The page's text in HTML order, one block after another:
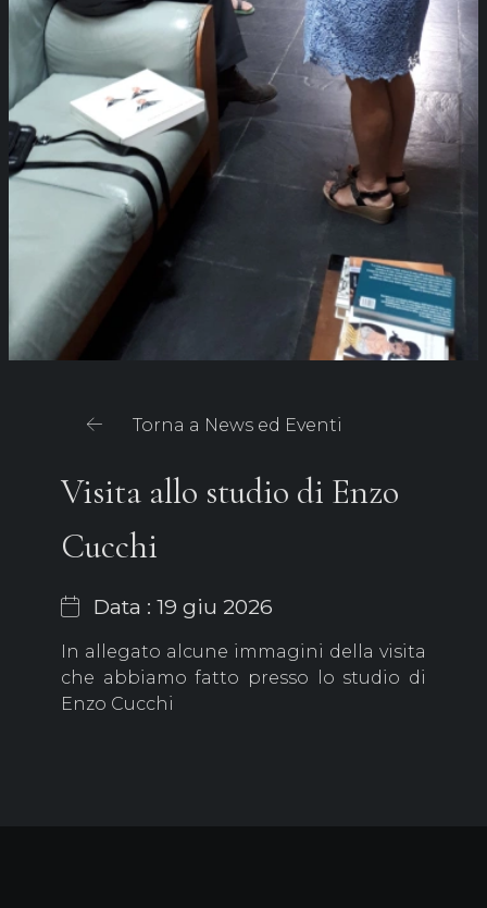
Torna a News ed Eventi
Visita allo studio di Enzo
Cucchi
Data : 19 giu 2026
In allegato alcune immagini della visita
che abbiamo fatto presso lo studio di
Enzo Cucchi